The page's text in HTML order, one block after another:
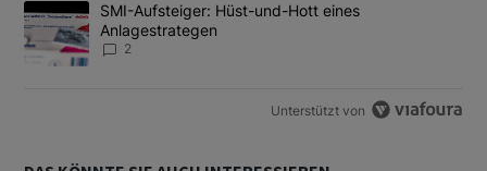
Ein Trendartikel mit dem Titel "SMI-Aufsteiger: Hüst-und-Hott
SMI-Aufsteiger: Hüst-und-Hott eines
Anlagestrategen
2
Unterstützt von